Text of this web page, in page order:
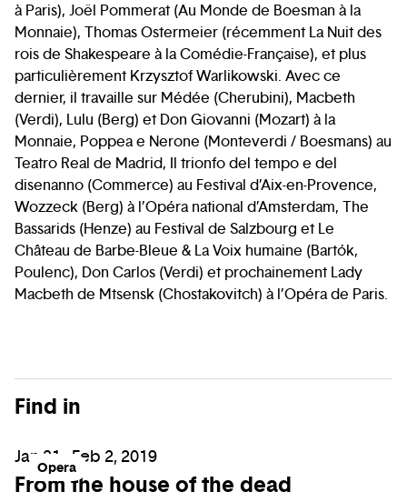
à Paris), Joël Pommerat (Au Monde de Boesman à la
Monnaie), Thomas Ostermeier (récemment La Nuit des
rois de Shakespeare à la Comédie-Française), et plus
particulièrement Krzysztof Warlikowski. Avec ce
dernier, il travaille sur Médée (Cherubini), Macbeth
(Verdi), Lulu (Berg) et Don Giovanni (Mozart) à la
Monnaie, Poppea e Nerone (Monteverdi / Boesmans) au
Teatro Real de Madrid, Il trionfo del tempo e del
disenanno (Commerce) au Festival d’Aix-en-Provence,
Wozzeck (Berg) à l’Opéra national d’Amsterdam, The
Bassarids (Henze) au Festival de Salzbourg et Le
Château de Barbe-Bleue & La Voix humaine (Bartók,
Poulenc), Don Carlos (Verdi) et prochainement Lady
Macbeth de Mtsensk (Chostakovitch) à l’Opéra de Paris.
Find in
Opera
Jan 21 - Feb 2, 2019
From the house of the dead